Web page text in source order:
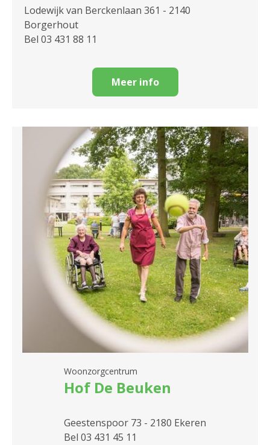
Lodewijk van Berckenlaan 361 - 2140
Borgerhout
Bel 03 431 88 11
Meer info
Woonzorgcentrum
Hof De Beuken
Geestenspoor 73 - 2180 Ekeren
Bel 03 431 45 11